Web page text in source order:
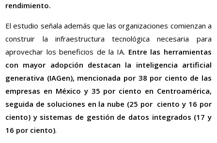
rendimiento.
El estudio señala además que las organizaciones comienzan a
construir la infraestructura tecnológica necesaria para
aprovechar los beneficios de la IA. Entre las herramientas
con mayor adopción destacan la inteligencia artificial
generativa (IAGen), mencionada por 38 por ciento de las
empresas en México y 35 por ciento en Centroamérica,
seguida de soluciones en la nube (25 por ciento y 16 por
ciento) y sistemas de gestión de datos integrados (17 y
16 por ciento).